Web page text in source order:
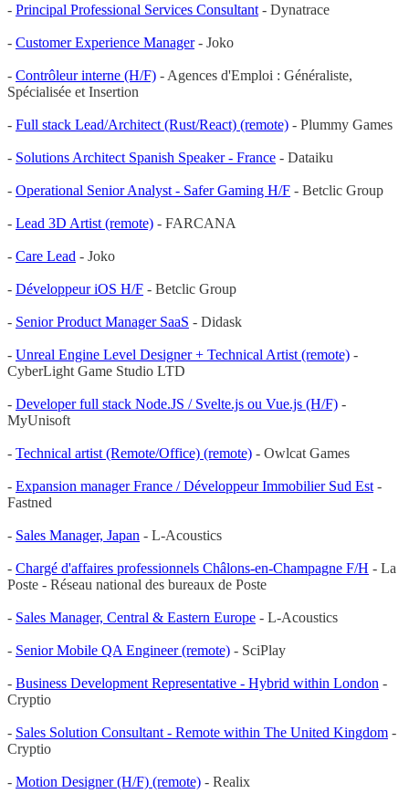
- Principal Professional Services Consultant - Dynatrace
- Customer Experience Manager- Joko
- Contrôleur interne (H/F) - Agences d'Emploi : Généraliste,
Spécialisée et Insertion
- Full stack Lead/Architect (Rust/React) (remote) - Plummy Games
- Solutions Architect Spanish Speaker - France - Dataiku
- Operational Senior Analyst - Safer Gaming H/F - Betclic Group
- Lead 3D Artist (remote) - FARCANA
- Care Lead - Joko
- Développeur iOS H/F - Betclic Group
- Senior Product Manager SaaS - Didask
- Unreal Engine Level Designer + Technical Artist (remote) -
CyberLight Game Studio LTD
- Developer full stack Node.JS / Svelte.js ou Vue.js (H/F) -
MyUnisoft
- Technical artist (Remote/Office) (remote) - Owlcat Games
- Expansion manager France / Développeur Immobilier Sud Est -
Fastned
- Sales Manager, Japan - L-Acoustics
- Chargé d'affaires professionnels Châlons-en-Champagne F/H - La
Poste - Réseau national des bureaux de Poste
- Sales Manager, Central & Eastern Europe - L-Acoustics
- Senior Mobile QA Engineer (remote) - SciPlay
- Business Development Representative - Hybrid within London -
Cryptio
- Sales Solution Consultant - Remote within The United Kingdom -
Cryptio
- Motion Designer (H/F) (remote) - Realix